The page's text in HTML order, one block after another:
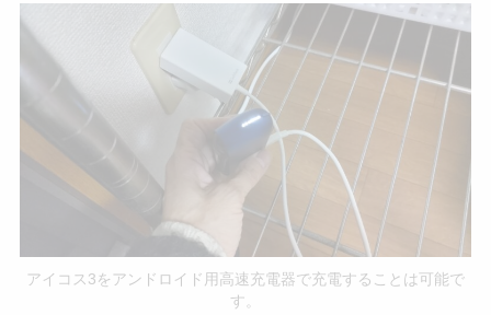
アイコス3をアンドロイド用高速充電器で充電することは可能で
す。